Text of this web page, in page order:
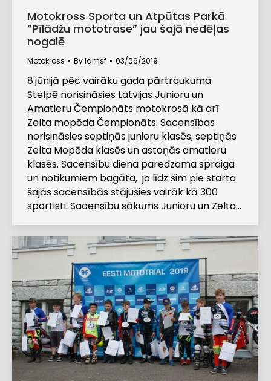
Motokross Sporta un Atpūtas Parkā
”Pīlādžu mototrase” jau šajā nedēļas
nogalē
Motokross Bylamsf 03/06/2019
8.jūnijā pēc vairāku gada pārtraukuma
Stelpē norisināsies Latvijas Junioru un
Amatieru Čempionāts motokrosā kā arī
Zelta mopēda Čempionāts. Sacensības
norisināsies septiņās junioru klasēs, septiņās
Zelta Mopēda klasēs un astoņās amatieru
klasēs. Sacensību diena paredzama spraiga
un notikumiem bagāta, jo līdz šim pie starta
šajās sacensībās stājušies vairāk kā 300
sportisti. Sacensību sākums Junioru un Zelta…